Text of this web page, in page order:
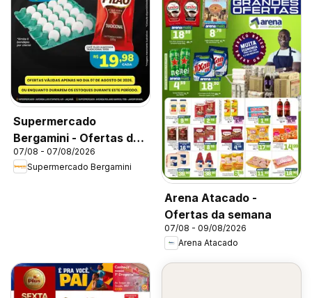
Supermercado
Bergamini - Ofertas da
semana
07/08 - 07/08/2026
Supermercado Bergamini
Arena Atacado -
Ofertas da semana
07/08 - 09/08/2026
Arena Atacado